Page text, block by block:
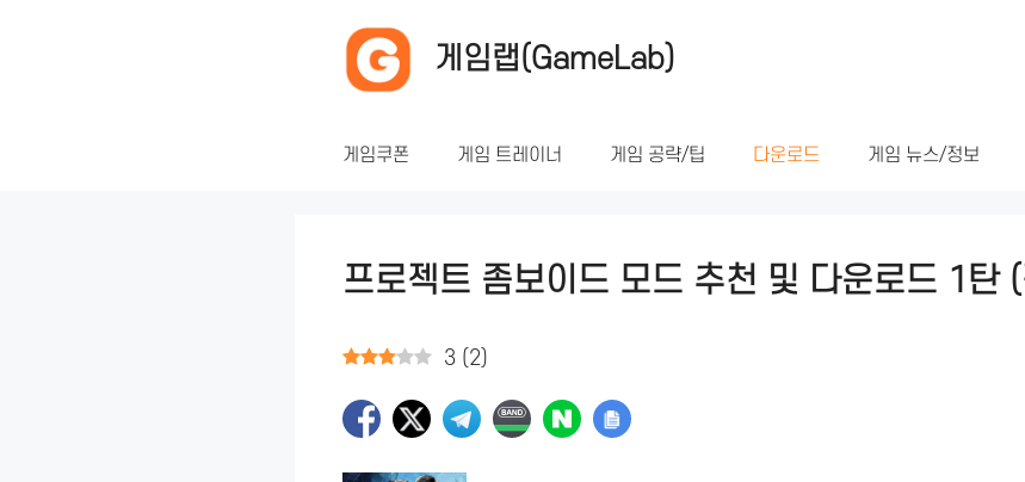
게임랩(GameLab)
게임쿠폰 게임 트레이너 게임 공략/팁 다운로드 게임 뉴스/정보
프로젝트 좀보이드 모드 추천 및 다운로드 1탄
3 (2)